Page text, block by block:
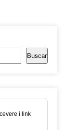
Buscar
i link